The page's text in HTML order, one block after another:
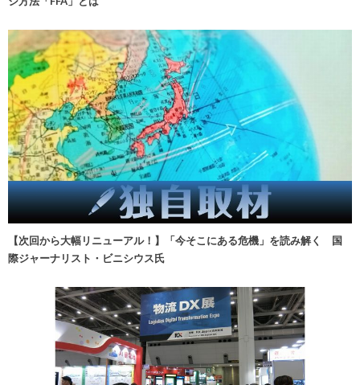
【次回から大幅リニューアル！】「今そこにある危機」を読み解く 国
際ジャーナリスト・ビニシウス氏